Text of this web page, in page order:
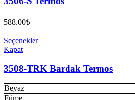
588.00₺
Seçenekler
Kapat
3508-TRK Bardak Termos
Beyaz
Füme